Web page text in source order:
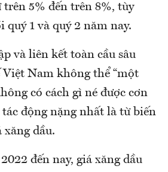
5% đến trên 8%, tùy
quý 1 và quý 2 năm nay.
và liên kết toàn cầu sâu
Nam không thể “một
có cách gì né được cơn
tác động nặng nhất là từ biến
xăng dầu.
đến nay, giá xăng dầu